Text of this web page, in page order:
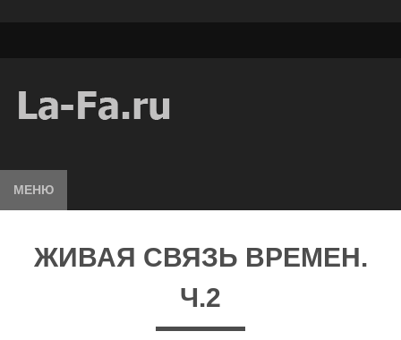
МЕНЮ
ЖИВАЯ СВЯЗЬ ВРЕМЕН.
Ч.2